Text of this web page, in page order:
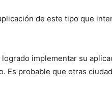
de este tipo que
implementar su
Es probable que otras